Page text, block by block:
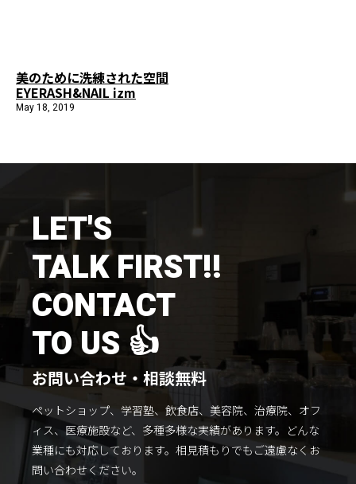
はじめての方
店舗内装工事.comの強み
採用情報会社概要
美のために洗練された空間
EYERASH&NAIL izm
May 18, 2019
LET'S
TALK FIRST!!
CONTACT
TO US 👍
お問い合わせ・相談無料
ペットショップ、学習塾、飲食店、美容院、治療院、オフ
ィス、医療施設など、多種多様な実績があります。 どんな
業種にも対応しております。 相見積もりでもご遠慮なくお
問い合わせください。